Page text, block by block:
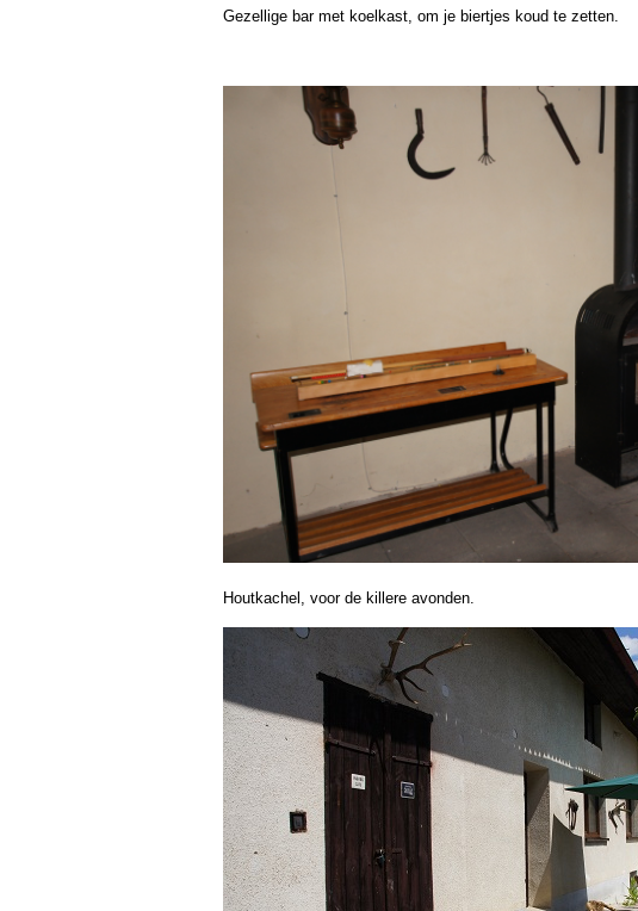
Gezellige bar met koelkast, om je biertjes koud te zetten.
Houtkachel, voor de killere avonden.